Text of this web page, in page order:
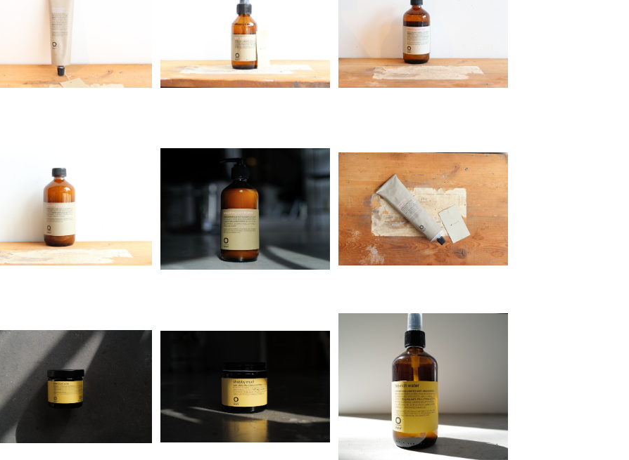
organic Way Silk′n glow H
air Mask[クセ毛向けトリート
メント]
¥4,930
Organic Way Silk′n glow s
erum[アウトバストリートメン
ト]
¥6,550
Organic Way rebuilding ha
ir bath[ダメージヘア シャンプ
ー]
¥5,050
Organic Way smoothing h
air bath[まとまりにくい髪質の
方へ]
¥4,930
Organic way smoothing c
onditioner［まとまりにくい髪
質の方へ］
¥5,030
Organic Way smoothing c
ream[まとまりにくい髪質の方
へ]
¥5,250
Organic Way Precious Wa
x 100g[プレシャスワックス]
¥6,600
Organic Way shabby mud
［シャビーマッド］
¥4,650
rolland bio-rich water［バイ
オリッチ・ウォーター］
¥3,520